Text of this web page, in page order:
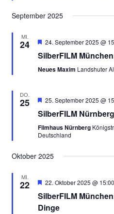
September 2025
MI.
24 Empfohlen
24. September 2025 @
SilberFILM
Neues Maxim Landshuter
DO.
25 Empfohlen
25. September 2025 @
SilberFILM
Filmhaus Nürnberg
Deutschland
Oktober 2025
MI.
22 Empfohlen
22. Oktober 2025 @ 15:00
SilberFILM
Dinge